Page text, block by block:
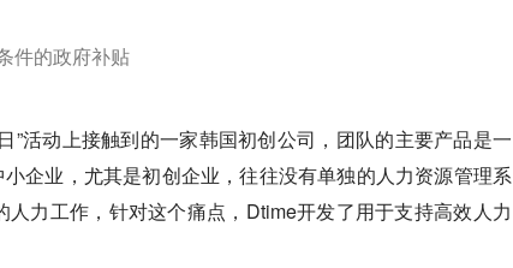
件的政府补贴
”活动上接触到的一家韩国初创公司，团队的主要产品是一
企业，尤其是初创企业，往往没有单独的人力资源管理系
力工作，针对这个痛点，Dtime开发了用于支持高效人力